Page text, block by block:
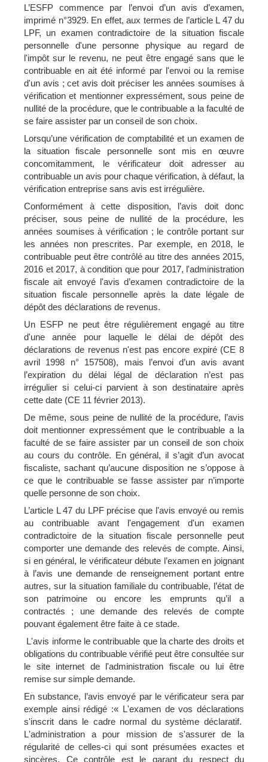
L’ESFP commence par l’envoi d’un avis d’examen,
imprimé n°3929. En effet, aux termes de l’article L 47 du
LPF, un examen contradictoire de la situation fiscale
personnelle d'une personne physique au regard de
l'impôt sur le revenu, ne peut être engagé sans que le
contribuable en ait été informé par l'envoi ou la remise
d'un avis ; cet avis doit préciser les années soumises à
vérification et mentionner expressément, sous peine de
nullité de la procédure, que le contribuable a la faculté de
se faire assister par un conseil de son choix.
Lorsqu’une vérification de comptabilité et un examen de
la situation fiscale personnelle sont mis en œuvre
concomitamment, le vérificateur doit adresser au
contribuable un avis pour chaque vérification, à défaut, la
vérification entreprise sans avis est irrégulière.
Conformément à cette disposition, l’avis doit donc
préciser, sous peine de nullité de la procédure, les
années soumises à vérification ; le contrôle portant sur
les années non prescrites. Par exemple, en 2018, le
contribuable peut être contrôlé au titre des années 2015,
2016 et 2017, à condition que pour 2017, l'administration
fiscale ait envoyé l'avis d’examen contradictoire de la
situation fiscale personnelle après la date légale de
dépôt des déclarations de revenus.
Un ESFP ne peut être régulièrement engagé au titre
d'une année pour laquelle le délai de dépôt des
déclarations de revenus n'est pas encore expiré (CE 8
avril 1998 n° 157508), mais l’envoi d’un avis avant
l’expiration du délai légal de déclaration n’est pas
irrégulier si celui-ci parvient à son destinataire après
cette date (CE 11 février 2013).
De même, sous peine de nullité de la procédure, l’avis
doit mentionner expressément que le contribuable a la
faculté de se faire assister par un conseil de son choix
au cours du contrôle. En général, il s’agit d’un avocat
fiscaliste, sachant qu’aucune disposition ne s’oppose à
ce que le contribuable se fasse assister par n’importe
quelle personne de son choix.
L’article L 47 du LPF précise que l'avis envoyé ou remis
au contribuable avant l'engagement d'un examen
contradictoire de la situation fiscale personnelle peut
comporter unedemande des relevés de compte. Ainsi,
si en général, le vérificateur débute l’examen en joignant
à l’avis une demande de renseignement portant entre
autres, sur la situation familiale du contribuable, l’état de
son patrimoine ou encore les emprunts qu’il a
contractés ; une demande des relevés de compte
pouvant également être faite à ce stade.
L'avis informe le contribuable que la charte des droits et
obligations du contribuable vérifié peut être consultée sur
le site internet de l'administration fiscale ou lui être
remise sur simple demande.
En substance, l’avis envoyé par le vérificateur sera par
exemple ainsi rédigé :« L'examen de vos déclarations
s'inscrit dans le cadre normal du système déclaratif.
L'administration a pour mission de s'assurer de la
régularité de celles-ci qui sont présumées exactes et
sincères. Ce contrôle est le garant du respect du